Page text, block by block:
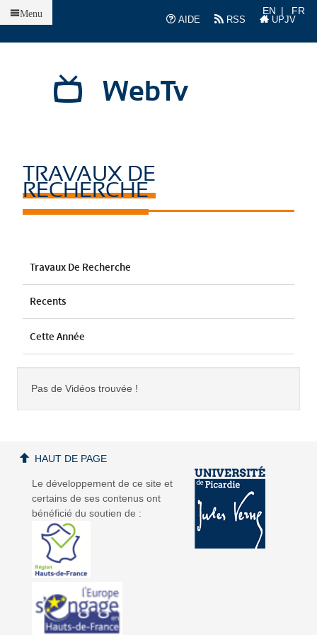
AIDE
RSS UPJV
EN FR
WebTv
Menu
TRAVAUX DE
RECHERCHE
Travaux De Recherche
Recents
Cette Année
Pas de Vidéos trouvée !
Le développement de ce site et
certains de ses contenus ont
bénéficié du soutien de :
HAUT DE PAGE